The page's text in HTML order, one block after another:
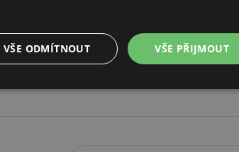
VŠE PŘIJMOUT
VŠE ODMÍTNOUT
cílení Funkční soubory
Nezařazené